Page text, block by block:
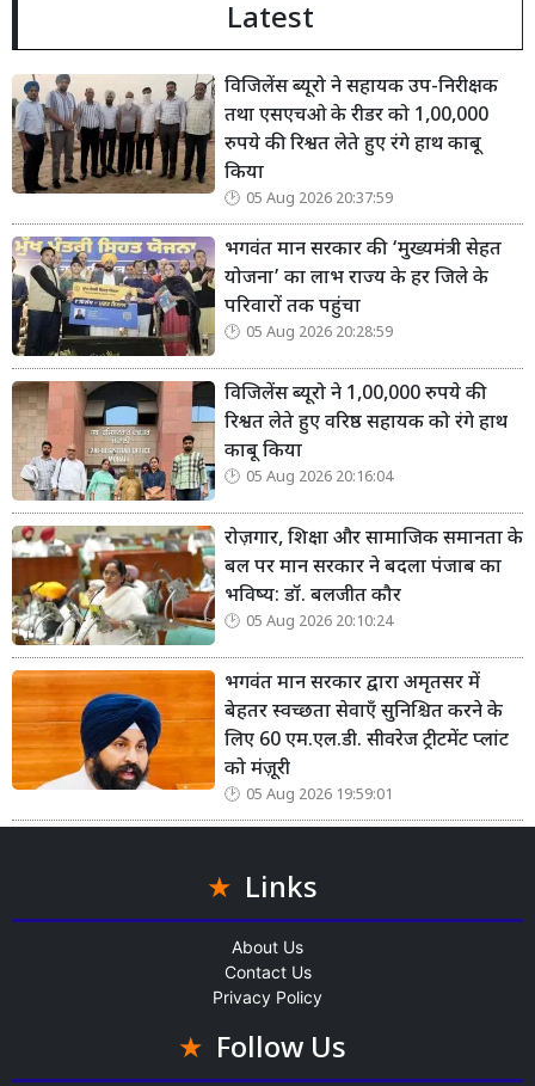
Latest
विजिलेंस ब्यूरो ने सहायक उप-निरीक्षक
तथा एसएचओ के रीडर को 1,00,000
रुपये की रिश्वत लेते हुए रंगे हाथ काबू
किया
05 Aug 2026 20:37:59
भगवंत मान सरकार की ‘मुख्यमंत्री सेहत
योजना’ का लाभ राज्य के हर जिले के
परिवारों तक पहुंचा
05 Aug 2026 20:28:59
विजिलेंस ब्यूरो ने 1,00,000 रुपये की
रिश्वत लेते हुए वरिष्ठ सहायक को रंगे हाथ
काबू किया
05 Aug 2026 20:16:04
रोज़गार, शिक्षा और सामाजिक समानता के
बल पर मान सरकार ने बदला पंजाब का
भविष्य: डॉ. बलजीत कौर
05 Aug 2026 20:10:24
भगवंत मान सरकार द्वारा अमृतसर में
बेहतर स्वच्छता सेवाएँ सुनिश्चित करने के
लिए 60 एम.एल.डी. सीवरेज ट्रीटमेंट प्लांट
को मंज़ूरी
05 Aug 2026 19:59:01
Links
About Us
Contact Us
Privacy Policy
Follow Us